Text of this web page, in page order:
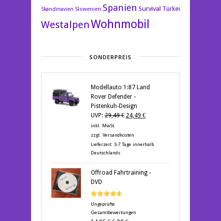
Skandinavien Slowenien Spanien Survival Türkei
WestalpenWohnmobil
SONDERPREIS
Modellauto 1:87 Land
Rover Defender -
Pistenkuh-Design
UVP: 29,49€ Ursprünglicher
war:
29,49 €
24,49 €Aktueller
24,49 €.
inkl. MwSt.
zzgl. Versandkosten
Lieferzeit: 3-7 Tage innerhalb
Deutschlands
Offroad Fahrtraining -
DVD
Bewertet
mit 4.60
von 5
Ungeprüfte
Gesamtbewertungen